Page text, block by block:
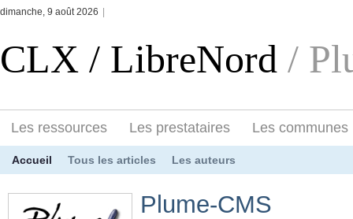
dimanche, 9 août 2026
CLX / LibreNord /
Les ressources Les prestataires Les communes
Accueil Tous les articles Les auteurs
Plume-CMS